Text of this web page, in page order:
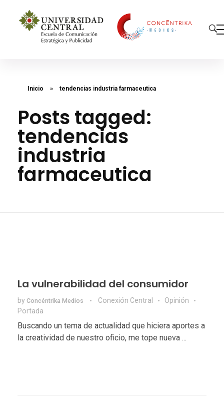
Inicio » tendencias industria farmaceutica
Posts tagged:
tendencias
industria
farmaceutica
La vulnerabilidad del consumidor
by Concéntrika Medios Conexión Central
Opinión
Portada
Buscando un tema de actualidad que hiciera aportes a
la creatividad de nuestro oficio, me tope nueva ...